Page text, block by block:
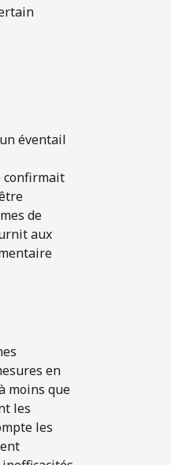
éventail
confirmait
de
aux
en
moins que
les
les